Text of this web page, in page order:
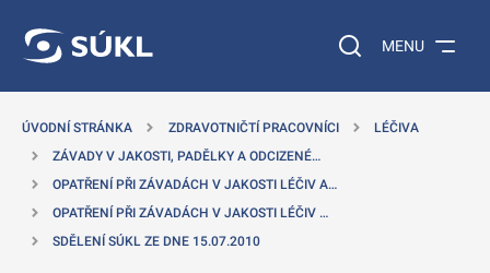
Vyhledávání na
MENU
ÚVODNÍ STRÁNKA ZDRAVOTNIČTÍ PRACOVNÍCI
LÉČIVA
ZÁVADY V JAKOSTI, PADĚLKY A ODCIZENÉ…
OPATŘENÍ PŘI ZÁVADÁCH V JAKOSTI LÉČIV A…
OPATŘENÍ PŘI ZÁVADÁCH V JAKOSTI LÉČIV …
SDĚLENÍ SÚKL ZE DNE 15.07.2010